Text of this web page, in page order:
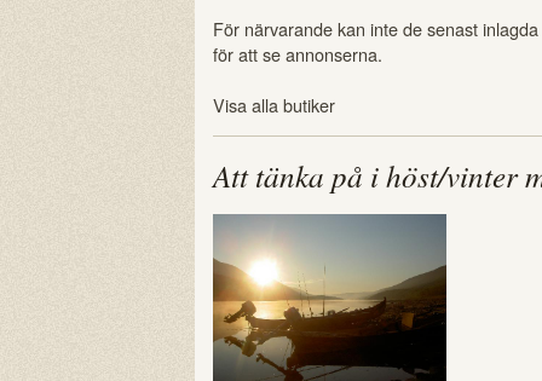
För närvarande kan inte de senast
för att se annonserna.
Visa alla butiker
Att tänka på i höst/vinter